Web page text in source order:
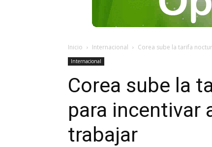
Inicio Internacional Corea sube la tarifa
Internacional
Corea sube la
para incentivar
trabajar